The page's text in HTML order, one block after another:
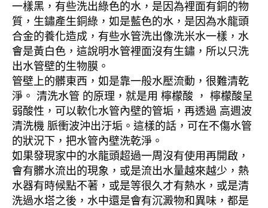
一樣黑，有些洗出綠色的水，是因為裡面有銅的物
質，生鏽產生銅綠，如是藍色的水，是因為水龍頭
合金的養化造成，有些水管洗出像洗米水一樣，水
會是黃白色，這說明水管裡面沒有生鏽，所以只洗
出水管壁的生物膜。
管壁上的髒東西，如是靠一般水壓流動，很難清乾
淨。 清洗水管 的原理，就是用 檸檬酸 ， 檸檬酸呈
弱酸性，可以軟化水管內壁的管垢，再透過 高週波
清洗機 脈衝波沖出汙垢。這樣的話，可在不傷水管
的狀況下，把水管內壁洗乾淨。
如果發現家中的水龍頭超過一周沒有使用再開啟，
會有髒水流出的現象，或是流出水量越來越少，熱
水器有時候點不著，或是等很久才有熱水，或是清
洗過水塔之後，水中還是會有沉澱物和異味，都是